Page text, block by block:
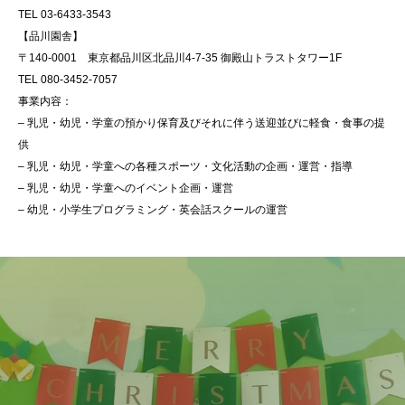
TEL 03-6433-3543
【品川園舎】
〒140-0001 東京都品川区北品川4-7-35 御殿山トラストタワー1F
TEL 080-3452-7057
事業内容：
– 乳児・幼児・学童の預かり保育及びそれに伴う送迎並びに軽食・食事の提
供
– 乳児・幼児・学童への各種スポーツ・文化活動の企画・運営・指導
– 乳児・幼児・学童へのイベント企画・運営
– 幼児・小学生プログラミング・英会話スクールの運営